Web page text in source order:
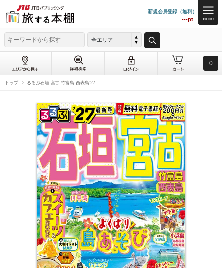
新規会員登録（無料）
---pt
全エリア
0
トップ るるぶ石垣 宮古 竹富島 西表島’27